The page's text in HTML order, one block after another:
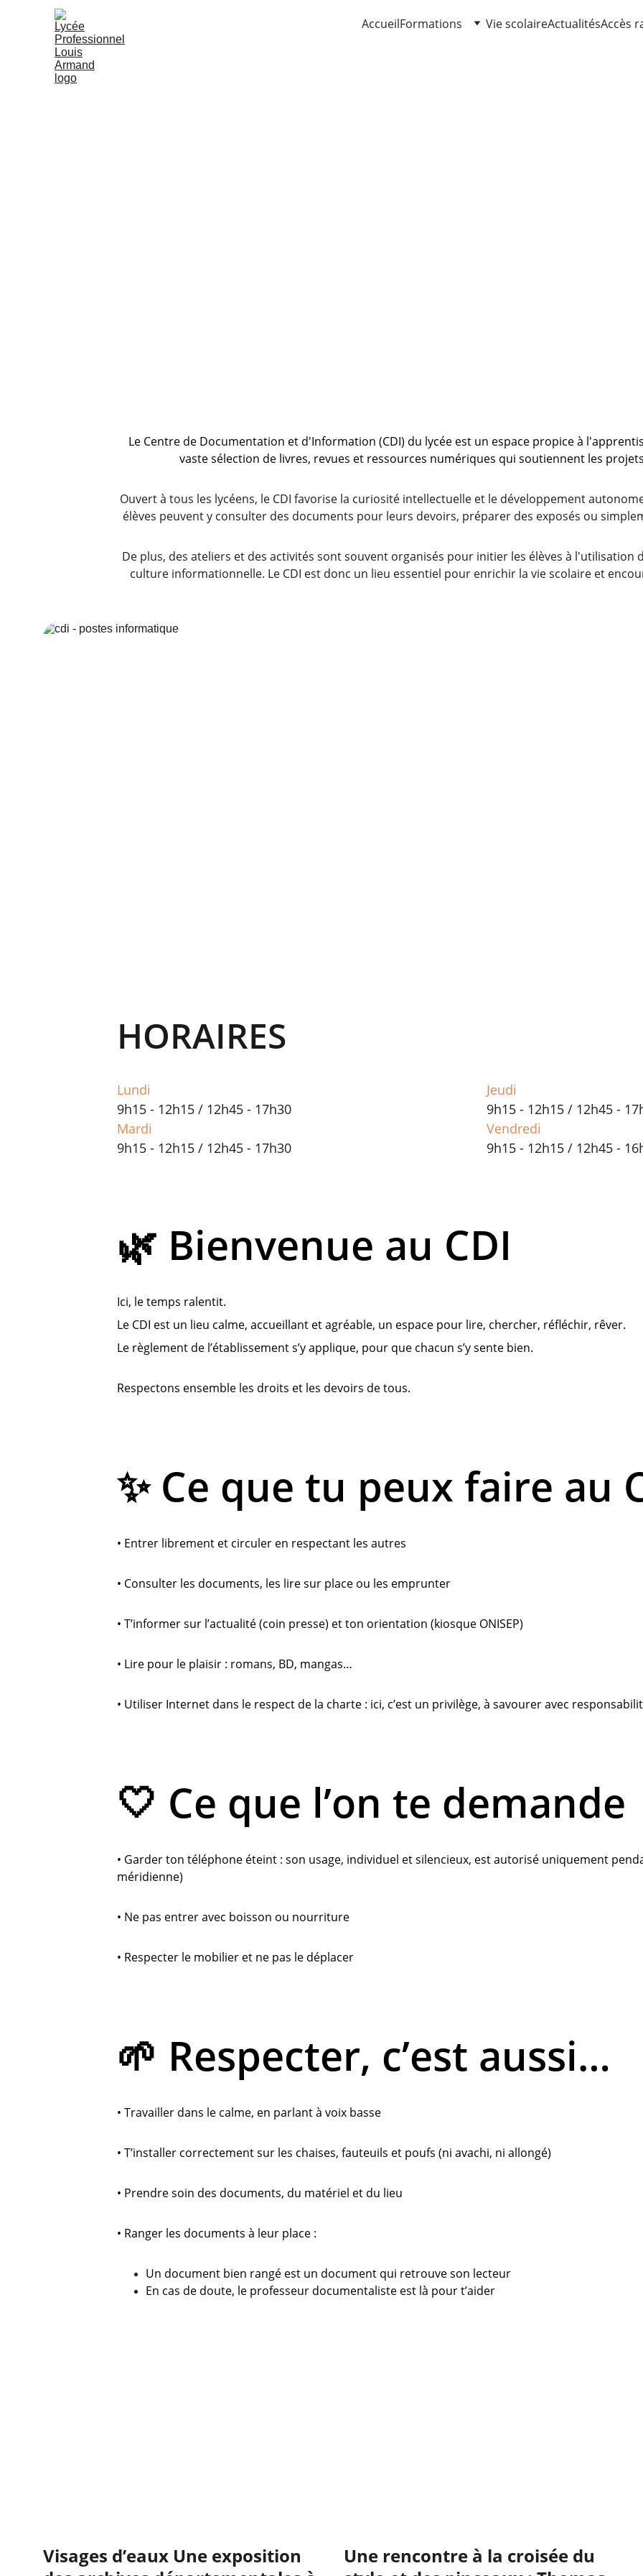
AccueilFormations Vie scolaireActualitésAccès
Le Centre de Documentation et d'Information (CDI) du lycée est un espace propice à
vaste sélection de livres, revues et ressources numériques qui soutiennent les
Ouvert à tous les lycéens, le CDI favorise la curiosité intellectuelle et le développement
élèves peuvent y consulter des documents pour leurs devoirs, préparer des exposés ou
De plus, des ateliers et des activités sont souvent organisés pour initier les élèves à
culture informationnelle. Le CDI est donc un lieu essentiel pour enrichir la vie scolaire et
HORAIRES
Lundi
9h15 - 12h15 / 12h45 - 17h30
Mardi
9h15 - 12h15 / 12h45 - 17h30
Jeudi
9h15 - 12h15 / 12h45 -
Vendredi
9h15 - 12h15 / 12h45 -
🌿 Bienvenue au CDI
Ici, le temps ralentit.
Le CDI est un lieu calme, accueillant et agréable, un espace pour lire, chercher, réfléchir, rêver.
Le règlement de l’établissement s’y applique, pour que chacun s’y sente bien.
Respectons ensemble les droits et les devoirs de tous.
✨ Ce que tu peux faire au
• Entrer librement et circuler en respectant les autres
• Consulter les documents, les lire sur place ou les emprunter
• T’informer sur l’actualité (coin presse) et ton orientation (kiosque ONISEP)
• Lire pour le plaisir : romans, BD, mangas…
• Utiliser Internet dans le respect de la charte : ici, c’est un privilège, à savourer avec
🤍 Ce que l’on te demande
• Garder ton téléphone éteint : son usage, individuel et silencieux, est autorisé uniquement
méridienne)
• Ne pas entrer avec boisson ou nourriture
• Respecter le mobilier et ne pas le déplacer
🌱 Respecter, c’est aussi…
• Travailler dans le calme, en parlant à voix basse
• T’installer correctement sur les chaises, fauteuils et poufs (ni avachi, ni allongé)
• Prendre soin des documents, du matériel et du lieu
• Ranger les documents à leur place :
Un document bien rangé est un document qui retrouve son lecteur
En cas de doute, le professeur documentaliste est là pour t’aider
Visages d’eaux Une exposition
Une rencontre à la croisée du